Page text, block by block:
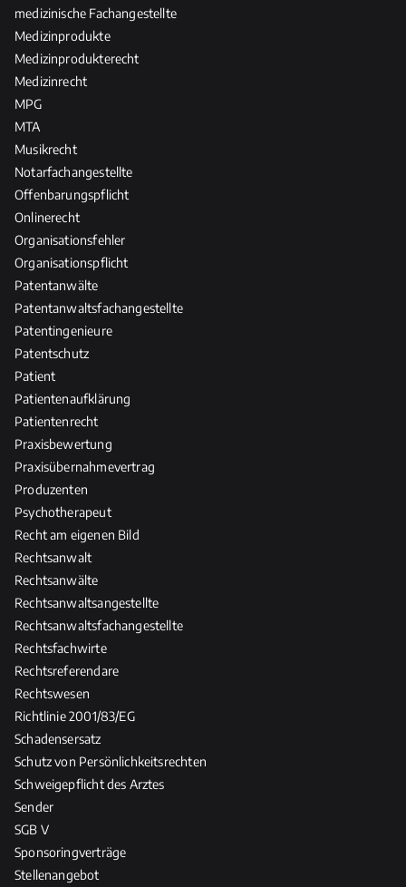
medizinische Fachangestellte
Medizinprodukte
Medizinprodukterecht
Medizinrecht
MPG
MTA
Musikrecht
Notarfachangestellte
Offenbarungspflicht
Onlinerecht
Organisationsfehler
Organisationspflicht
Patentanwälte
Patentanwaltsfachangestellte
Patentingenieure
Patentschutz
Patient
Patientenaufklärung
Patientenrecht
Praxisbewertung
Praxisübernahmevertrag
Produzenten
Psychotherapeut
Recht am eigenen Bild
Rechtsanwalt
Rechtsanwälte
Rechtsanwaltsangestellte
Rechtsanwaltsfachangestellte
Rechtsfachwirte
Rechtsreferendare
Rechtswesen
Richtlinie 2001/83/EG
Schadensersatz
Schutz von Persönlichkeitsrechten
Schweigepflicht des Arztes
Sender
SGB V
Sponsoringverträge
Stellenangebot